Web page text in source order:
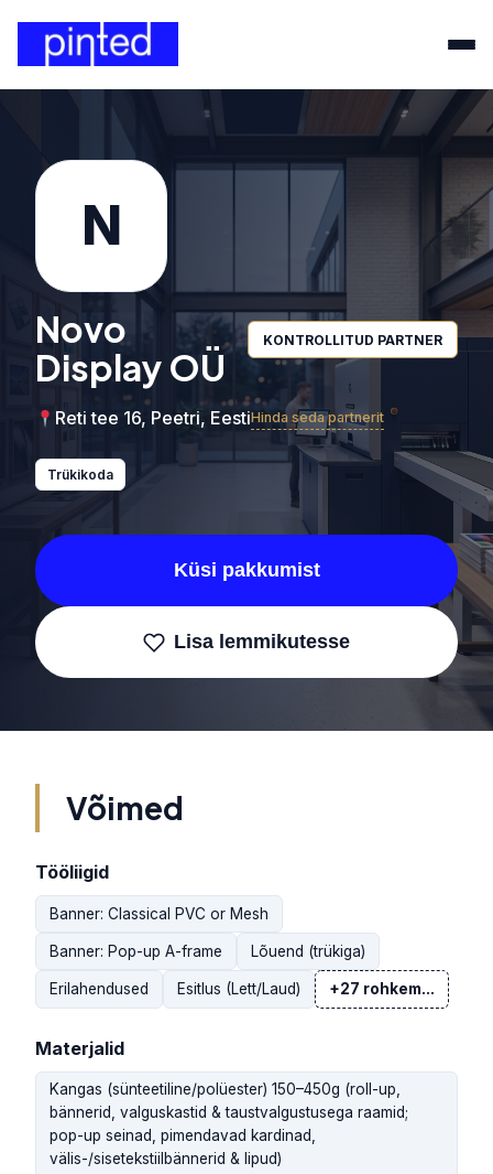
N
Novo
Display OÜ
KONTROLLITUD PARTNER
Reti tee 16, Peetri, EestiHinda seda partnerit
Trükikoda
Küsi pakkumist
Lisa lemmikutesse
Võimed
Tööliigid
Banner: Classical PVC or Mesh
Banner: Pop-up A-frame Lõuend (trükiga)
Erilahendused Esitlus (Lett/Laud) +27 rohkem...
Materjalid
Kangas (sünteetiline/polüester) 150–450g (roll-up,
bännerid, valguskastid & taustvalgustusega raamid;
pop-up seinad, pimendavad kardinad,
välis-/sisetekstiilbännerid & lipud)